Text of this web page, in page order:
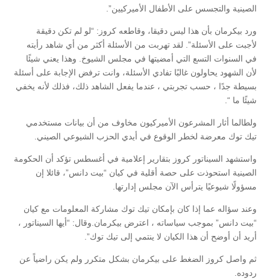
الصينية والتجسس على الأطفال الأميركيين”.
ورد بيكرمان بأن هذا ليس دقيقا، وقاطعه كروز: “لو لم تكن دقيقة
لأجبت على الأسئلة”. لقد تهربت من الأسئلة أكثر من أي شاهد رأيته
في السنوات التسع التي أمضيتها في مجلس الشيوخ. وهذا يعني شيئًا
لأن الشهود يحاولون غالبًا تفادي الأسئلة، وانت ترفض الإجابة على أسئلة
بسيطة جدًا ، حسب تجربتي ، عندما يفعل الشاهد ذلك، فذلك لأنه يخفي
شيئًا ما “.
ولطالما أثار المشرعون الأميركيون مخاوف من أن بيانات مستخدمي
تيك توك معرضة لخطر الوقوع في أيدي الحزب الشيوعي الصيني.
واستشهد السيناتور كروز بتقارير إعلامية في أغسطس تؤكد أن الحكومة
الصينية استحوذت على حصة أقلية في كيان “بيت دانس”، قائلا إن
مسؤولًا شيوعيًا يترأس الآن مجلس إدارتها.
وعند سؤاله عما إذا كان بإمكان تيك توك مشاركة المعلومات مع كيان
“بيت دانس” بموجب سياساته ، اعترض بيكرمان.وقال: “أيها السيناتور ،
أريد أن أوضح أن هذا الكيان لا ينتمي إلى تيك توك”.
ثم واصل كروز الضغط على بيكرمان بشكل متكرر ولم يكن راضياً عن
ردوده.